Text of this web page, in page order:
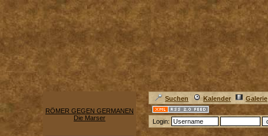
RÖMER GEGEN GERMANEN
Die Marser
Suchen Kalender Galerie
Login: